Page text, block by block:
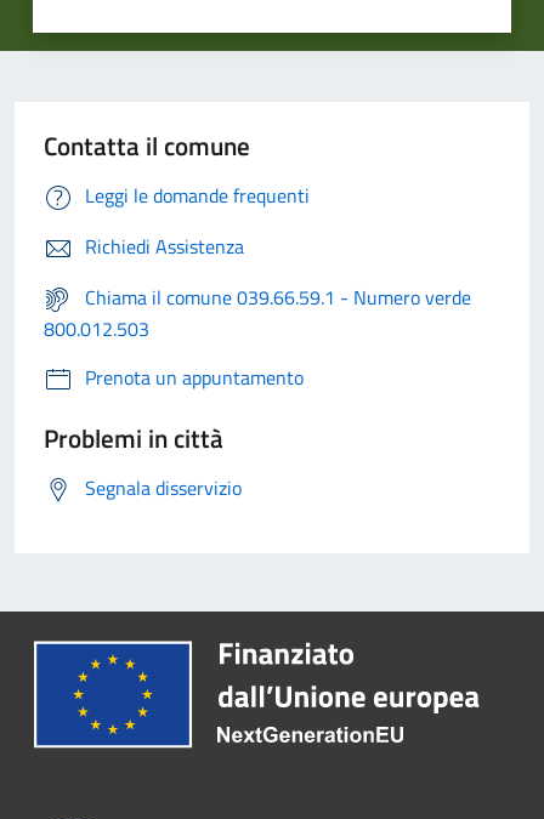
Contatta il comune
Leggi le domande frequenti
Richiedi Assistenza
Chiama il comune 039.66.59.1 - Numero verde
800.012.503
Prenota un appuntamento
Problemi in città
Segnala disservizio